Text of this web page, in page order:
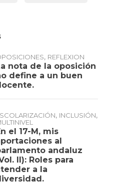
, REFLEXION
nota de la oposición
define a un buen
, INCLUSIÓN,
el 17-M, mis
al
andaluz
II): Roles para
a la